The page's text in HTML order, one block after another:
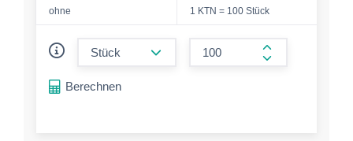
ohne
1 KTN = 100 Stück
form.increase-
Berechnen